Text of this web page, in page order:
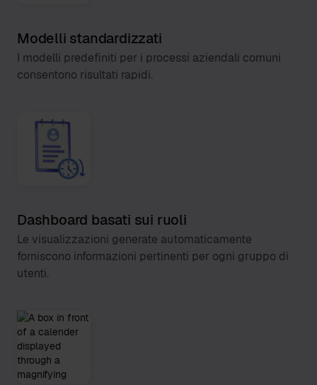
Modelli standardizzati
I modelli predefiniti per i processi aziendali comuni
consentono risultati rapidi.
Dashboard basati sui ruoli
Le visualizzazioni generate automaticamente
forniscono informazioni pertinenti per ogni gruppo di
utenti.